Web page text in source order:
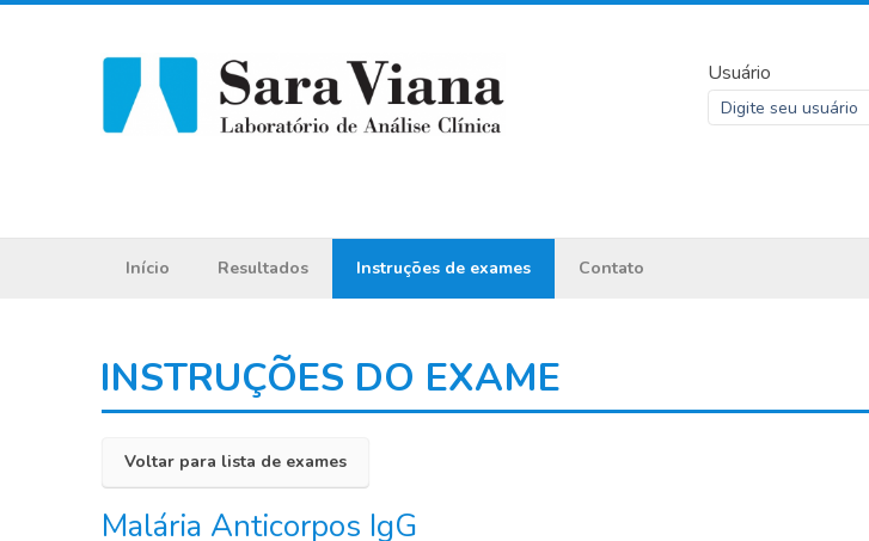
Usuário
Início Resultados Instruções de exames Contato
INSTRUÇÕES DO EXAME
Voltar para lista de exames
Malária Anticorpos IgG